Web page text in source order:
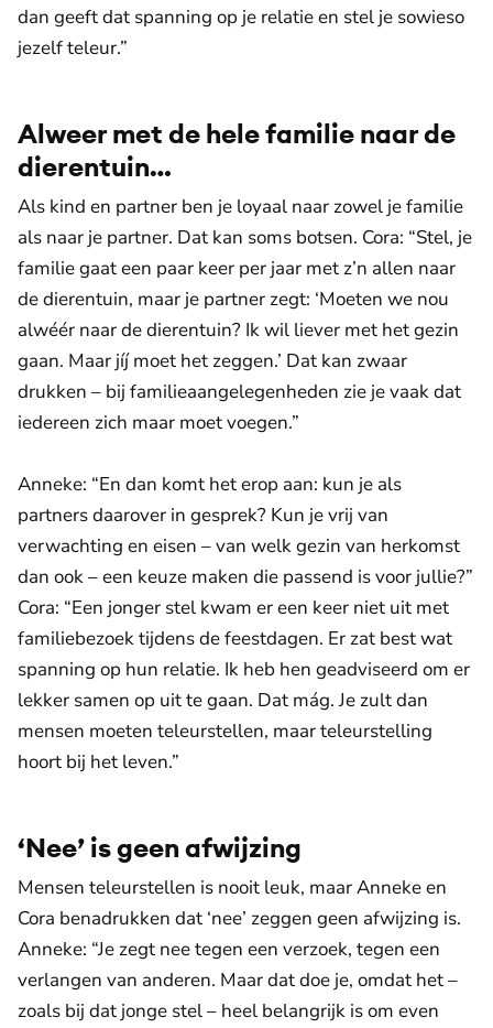
dan geeft dat spanning op je relatie en stel je sowieso
jezelf teleur.”
Alweer met de hele familie naar de
dierentuin…
Als kind en partner ben je loyaal naar zowel je familie
als naar je partner. Dat kan soms botsen. Cora: “Stel, je
familie gaat een paar keer per jaar met z’n allen naar
de dierentuin, maar je partner zegt: ‘Moeten we nou
alwéér naar de dierentuin? Ik wil liever met het gezin
gaan. Maar jíj moet het zeggen.’ Dat kan zwaar
drukken – bij familieaangelegenheden zie je vaak dat
iedereen zich maar moet voegen.”
Anneke: “En dan komt het erop aan: kun je als
partners daarover in gesprek? Kun je vrij van
verwachting en eisen – van welk gezin van herkomst
dan ook ­– een keuze maken die passend is voor jullie?”
Cora: “Een jonger stel kwam er een keer niet uit met
familiebezoek tijdens de feestdagen. Er zat best wat
spanning op hun relatie. Ik heb hen geadviseerd om er
lekker samen op uit te gaan. Dat mág. Je zult dan
mensen moeten teleurstellen, maar teleurstelling
hoort bij het leven.”
‘Nee’ is geen afwijzing
Mensen teleurstellen is nooit leuk, maar Anneke en
Cora benadrukken dat ‘nee’ zeggen geen afwijzing is.
Anneke: “Je zegt nee tegen een verzoek, tegen een
verlangen van anderen. Maar dat doe je, omdat het –
zoals bij dat jonge stel – heel belangrijk is om even